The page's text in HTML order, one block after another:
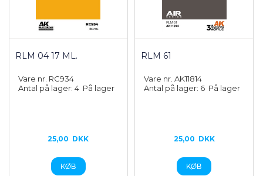
RLM 04 17 ML.
Vare nr. RC934
Antal på lager: 4 På lager
25,00 DKK
RLM 61
Vare nr. AK11814
Antal på lager: 6 På lager
25,00 DKK